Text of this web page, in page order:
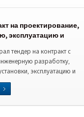
на проектирование,
эксплуатацию и
в Бусто-Арсицио
тендер на контракт с
разработку,
эксплуатацию и
Инсинератора в Бусто